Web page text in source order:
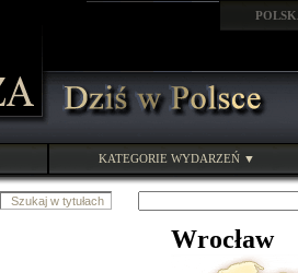
KATEGORIE WYDARZEŃ ▼
Wrocław